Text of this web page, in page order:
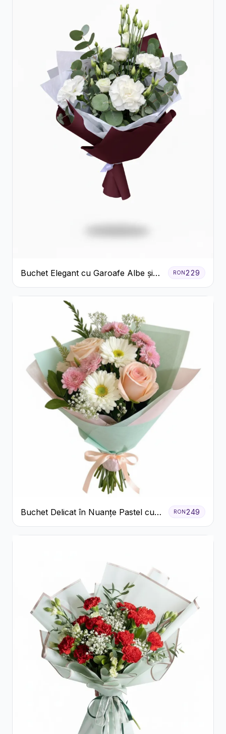
Buchet Elegant cu Garoafe Albe și
Eucalipt
RON229
Buchet Delicat în Nuanțe Pastel cu
Trandafiri și Crizanteme Roz
RON249